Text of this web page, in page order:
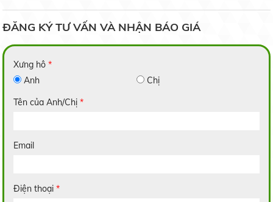
ĐĂNG KÝ TƯ VẤN VÀ NHẬN BÁO GIÁ
Xưng hô*
Anh
Chị
Tên của Anh/Chị*
Email
Điện thoại*